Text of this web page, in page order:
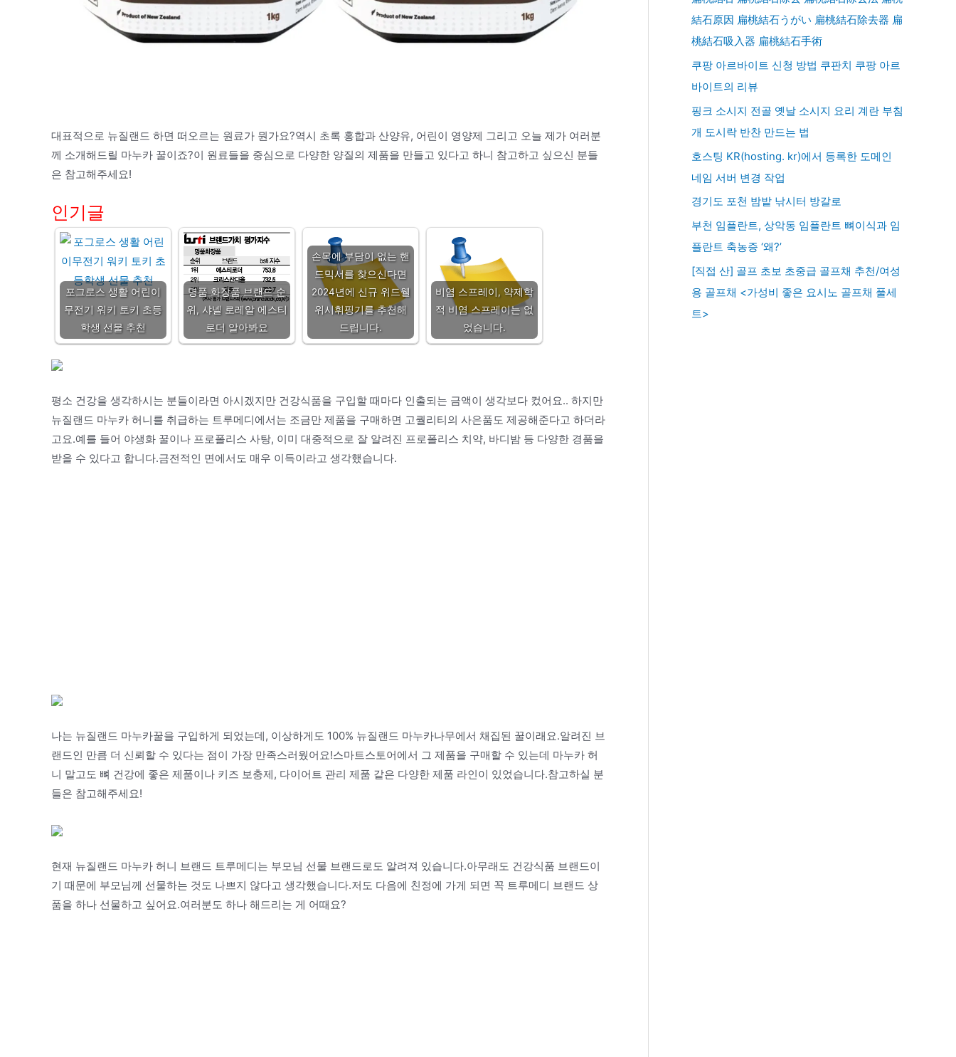
대표적으로 뉴질랜드 하면 떠오르는 원료가 뭔가요?역시 초록 홍합과 산양유, 어린이 영양제 그리고 오늘 제가 여러분
께 소개해드릴 마누카 꿀이죠?이 원료들을 중심으로 다양한 양질의 제품을 만들고 있다고 하니 참고하고 싶으신 분들
은 참고해주세요!
인기글
포그로스 생활 어린이
무전기 워키 토키 초등
학생 선물 추천
명품 화장품 브랜드 순
위, 샤넬 로레알 에스티
로더 알아봐요
손목에 부담이 없는 핸
드믹서를 찾으신다면
2024년에 신규 위드웰
위시휘핑기를 추천해
드립니다.
비염 스프레이, 약제학
적 비염 스프레이는 없
었습니다.
평소 건강을 생각하시는 분들이라면 아시겠지만 건강식품을 구입할 때마다 인출되는 금액이 생각보다 컸어요.. 하지만
뉴질랜드 마누카 허니를 취급하는 트루메디에서는 조금만 제품을 구매하면 고퀄리티의 사은품도 제공해준다고 하더라
고요.예를 들어 야생화 꿀이나 프로폴리스 사탕, 이미 대중적으로 잘 알려진 프로폴리스 치약, 바디밤 등 다양한 경품을
받을 수 있다고 합니다.금전적인 면에서도 매우 이득이라고 생각했습니다.
나는 뉴질랜드 마누카꿀을 구입하게 되었는데, 이상하게도 100% 뉴질랜드 마누카나무에서 채집된 꿀이래요.알려진 브
랜드인 만큼 더 신뢰할 수 있다는 점이 가장 만족스러웠어요!스마트스토어에서 그 제품을 구매할 수 있는데 마누카 허
니 말고도 뼈 건강에 좋은 제품이나 키즈 보충제, 다이어트 관리 제품 같은 다양한 제품 라인이 있었습니다.참고하실 분
들은 참고해주세요!
현재 뉴질랜드 마누카 허니 브랜드 트루메디는 부모님 선물 브랜드로도 알려져 있습니다.아무래도 건강식품 브랜드이
기 때문에 부모님께 선물하는 것도 나쁘지 않다고 생각했습니다.저도 다음에 친정에 가게 되면 꼭 트루메디 브랜드 상
품을 하나 선물하고 싶어요.여러분도 하나 해드리는 게 어때요?
結石原因 扁桃結石うがい 扁桃結石除去器 扁
桃結石吸入器 扁桃結石手術
쿠팡 아르바이트 신청 방법 쿠판치 쿠팡 아르
바이트의 리뷰
핑크 소시지 전골 옛날 소시지 요리 계란 부침
개 도시락 반찬 만드는 법
호스팅 KR(hosting. kr)에서 등록한 도메인
네임 서버 변경 작업
경기도 포천 밤밭 낚시터 방갈로
부천 임플란트, 상악동 임플란트 뼈이식과 임
플란트 축농증 ‘왜?’
[직접 산] 골프 초보 초중급 골프채 추천/여성
용 골프채 <가성비 좋은 요시노 골프채 풀세
트>